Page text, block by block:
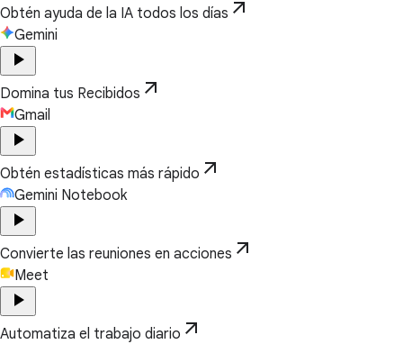
Obtén ayuda de la IA todos los días arrow_outward
Gemini
play_arrow
Domina tus Recibidos arrow_outward
Gmail
play_arrow
Obtén estadísticas más rápido arrow_outward
Gemini Notebook
play_arrow
Convierte las reuniones en acciones arrow_outward
Meet
play_arrow
Automatiza el trabajo diario arrow_outward